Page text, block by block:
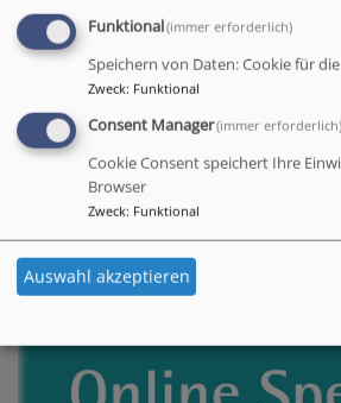
Atombombenabwürfe
Weidenkirche Pappenheim:
Unterschied
"Herzen hoch für dich!"
Gemeinsam Gutes tun
Funktional(immer erforderlich)
Speichern von Daten: Cookie für
Zweck: Funktional
Consent Manager(immer erforderlich)
Cookie Consent speichert Ihre
Browser
Zweck: Funktional
Auswahl akzeptieren